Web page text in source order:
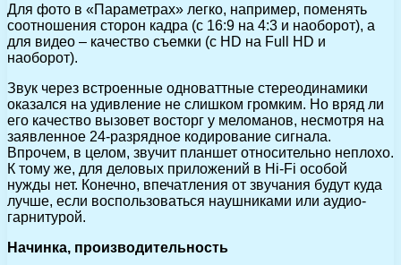
Для фото в «Параметрах» легко, например, поменять
соотношения сторон кадра (с 16:9 на 4:3 и наоборот), а
для видео – качество съемки (с HD на Full HD и
наоборот).
Звук через встроенные одноваттные стереодинамики
оказался на удивление не слишком громким. Но вряд ли
его качество вызовет восторг у меломанов, несмотря на
заявленное 24-разрядное кодирование сигнала.
Впрочем, в целом, звучит планшет относительно неплохо.
К тому же, для деловых приложений в Hi-Fi особой
нужды нет. Конечно, впечатления от звучания будут куда
лучше, если воспользоваться наушниками или аудио-
гарнитурой.
Начинка, производительность